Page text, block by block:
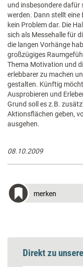
und insbesondere dafür
werden. Dann stellt
kein Problem dar. Die
sich als Messehalle für
die langen Vorhänge
großzügiges
Thema Motivation und
erlebbarer zu machen
gestalten. Künftig
Ausprobieren und
Grund soll es z.B.
Aktionsflächen geben,
ausgehen.
08.10.2009
merken
Direkt zu